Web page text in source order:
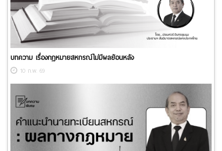
บทความ เรื่องกฎหมายสหกรณ์ไม่มีผลย้อนหลัง
10 ก.พ. 69